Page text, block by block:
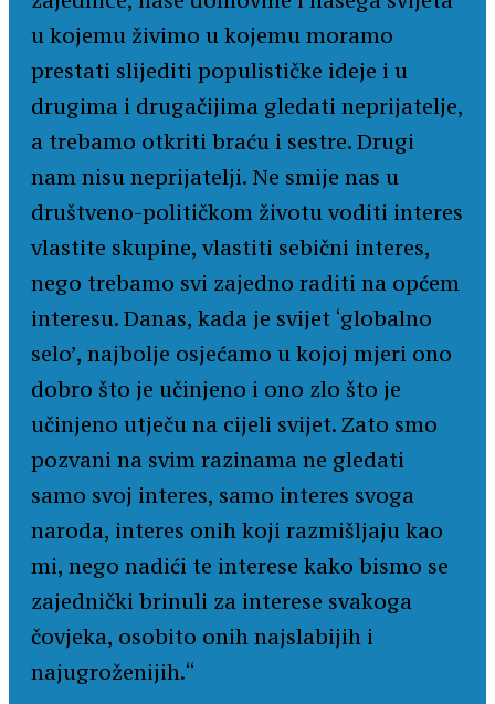
u kojemu živimo u kojemu moramo
prestati slijediti populističke ideje i u
drugima i drugačijima gledati neprijatelje,
a trebamo otkriti braću i sestre. Drugi
nam nisu neprijatelji. Ne smije nas u
društveno-političkom životu voditi interes
vlastite skupine, vlastiti sebični interes,
nego trebamo svi zajedno raditi na općem
interesu. Danas, kada je svijet ‘globalno
selo’, najbolje osjećamo u kojoj mjeri ono
dobro što je učinjeno i ono zlo što je
učinjeno utječu na cijeli svijet. Zato smo
pozvani na svim razinama ne gledati
samo svoj interes, samo interes svoga
naroda, interes onih koji razmišljaju kao
mi, nego nadići te interese kako bismo se
zajednički brinuli za interese svakoga
čovjeka, osobito onih najslabijih i
najugroženijih.“